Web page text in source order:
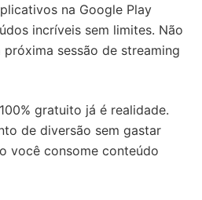
na Google Play
incríveis sem limites. Não
sessão de streaming
gratuito já é realidade.
de diversão sem gastar
você consome conteúdo